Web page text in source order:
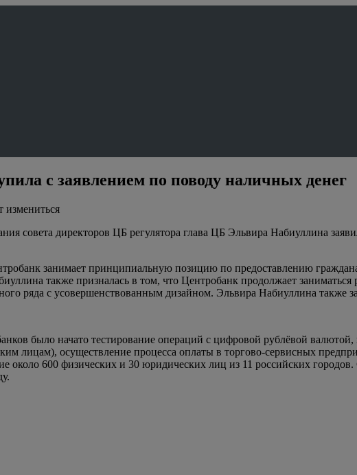
с заявлением по поводу наличных денег
измениться
совета директоров ЦБ регулятора глава ЦБ Эльвира Набиуллина
занимает принципиальную позицию по предоставлению
также призналась в том, что Центробанк продолжает
ряда с усовершенствованным дизайном. Эльвира Набиуллина
было начато тестирование операций с цифровой рублёвой
лицам), осуществление процесса оплаты в торгово-сервисных
около 600 физических и 30 юридических лиц из 11 российских